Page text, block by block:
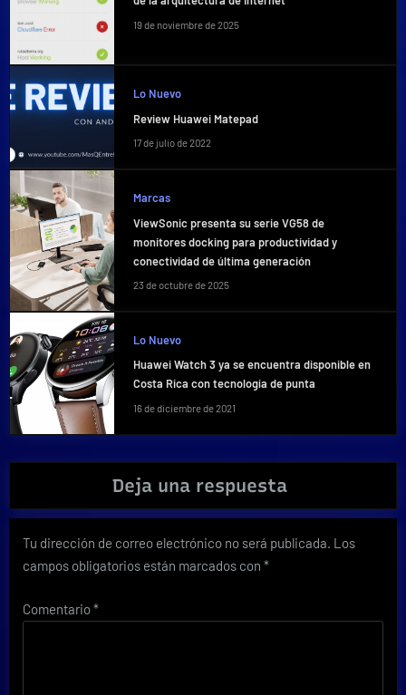
19 de noviembre de 2025
Lo Nuevo
Review Huawei Matepad
17 de julio de 2022
Marcas
ViewSonic presenta su serie VG58 de
monitores docking para productividad y
conectividad de última generación
23 de octubre de 2025
Lo Nuevo
Huawei Watch 3 ya se encuentra disponible en
Costa Rica con tecnología de punta
16 de diciembre de 2021
Deja una respuesta
Tu dirección de correo electrónico no será publicada. Los
campos obligatorios están marcados con *
Comentario*